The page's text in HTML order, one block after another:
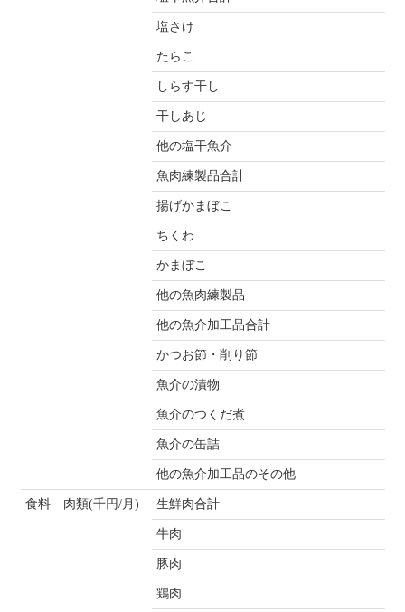
塩さけ
たらこ
しらす干し
干しあじ
他の塩干魚介
魚肉練製品合計
揚げかまぼこ
ちくわ
かまぼこ
他の魚肉練製品
他の魚介加工品合計
かつお節・削り節
魚介の漬物
魚介のつくだ煮
魚介の缶詰
他の魚介加工品のその他
食料 肉類(千円/月) 生鮮肉合計
牛肉
豚肉
鶏肉